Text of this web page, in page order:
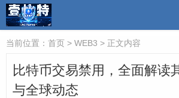
当前位置： 首页 > WEB3 > 正文内容
比特币交易禁用，全面解读
与全球动态